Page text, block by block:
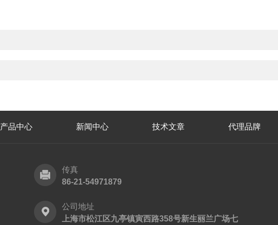
产品中心 新闻中心 技术文章 代理品牌
传真
86-21-54971879
公司地址
上海市松江区九亭镇寅西路358号新生丽兰广场七